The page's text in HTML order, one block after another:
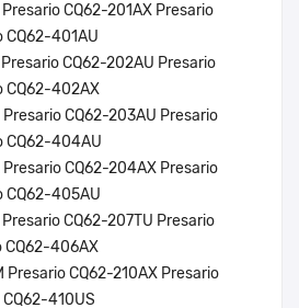
CQ62-201AX Presario
CQ62-401AU
CQ62-202AU Presario
CQ62-402AX
CQ62-203AU Presario
CQ62-404AU
CQ62-204AX Presario
CQ62-405AU
CQ62-207TU Presario
CQ62-406AX
Presario CQ62-210AX Presario
410US